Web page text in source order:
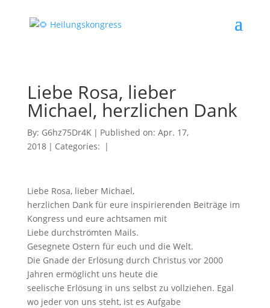
Liebe Rosa, lieber
Michael, herzlichen Dank
By: G6hz75Dr4K | Published on: Apr. 17,
2018 | Categories: |
Liebe Rosa, lieber Michael,
herzlichen Dank für eure inspirierenden Beiträge im
Kongress und eure achtsamen mit
Liebe durchströmten Mails.
Gesegnete Ostern für euch und die Welt.
Die Gnade der Erlösung durch Christus vor 2000
Jahren ermöglicht uns heute die
seelische Erlösung in uns selbst zu vollziehen. Egal
wo jeder von uns steht, ist es Aufgabe